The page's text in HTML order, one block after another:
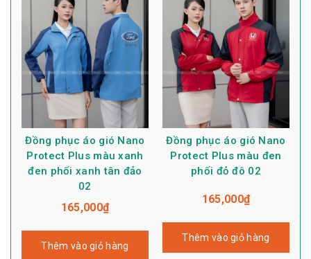
Đồng phục áo gió Nano
Protect Plus màu xanh
đen phối xanh tân đảo
02
165,000₫
Thêm vào giỏ hàng
Đồng phục áo gió Nano
Protect Plus màu đen
phối đỏ đô 02
165,000₫
Thêm vào giỏ hàng